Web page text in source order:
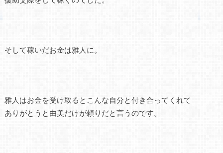
そして稼いだお金は雅人に。
雅人はお金を受け取るとこんな自分と付き合ってくれて
ありがとうと由美だけが頼りだと言うのです。